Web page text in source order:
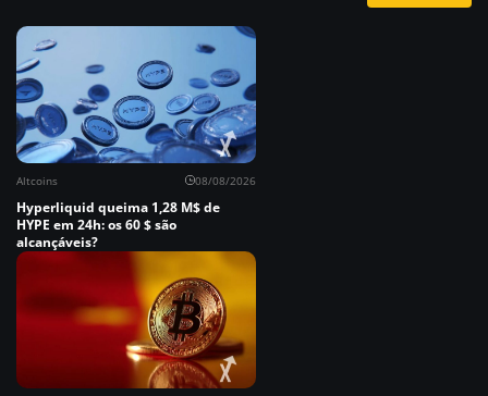
Altcoins 08/08/2026
Hyperliquid queima 1,28 M$ de
HYPE em 24h: os 60 $ são
alcançáveis?